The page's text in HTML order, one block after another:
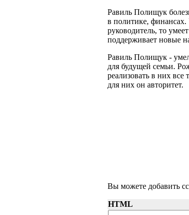
Равиль Полищук
в политике,
руководитель, то
поддерживает новые
Равиль Полищук -
для будущей семьи.
реализовать в них
для них он авторитет.
Вы можете добавить
HTML